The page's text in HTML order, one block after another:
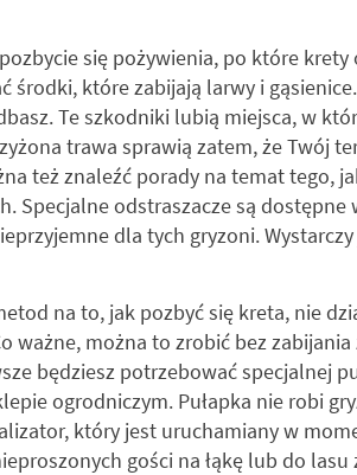
się pożywienia, po które
środki, które zabijają larwy i
Te szkodniki lubią miejsca, w
trawa sprawią zatem, że Twój
też znaleźć porady na temat tego,
Specjalne odstraszacze są
dla tych gryzoni.
na to, jak pozbyć się kreta, nie
ważne, można to zrobić bez
będziesz potrzebować specjalnej
ogrodniczym. Pułapka nie robi
który jest uruchamiany w
gości na łąkę lub do